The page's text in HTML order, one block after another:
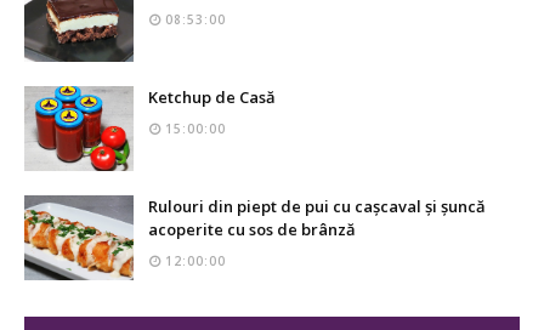
08:53:00
Ketchup de Casă
15:00:00
Rulouri din piept de pui cu cașcaval și șuncă
acoperite cu sos de brânză
12:00:00